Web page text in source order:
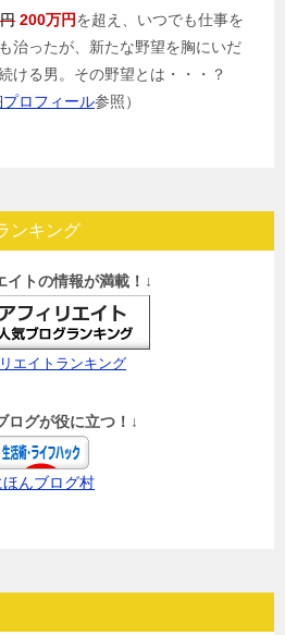
200万円を超え、いつでも仕事を
治ったが、新たな野望を胸にいだ
ける男。その野望とは・・・？
プロフィール参照）
ンキング
イトの情報が満載！↓
エイトランキング
ログが役に立つ！↓
ほんブログ村